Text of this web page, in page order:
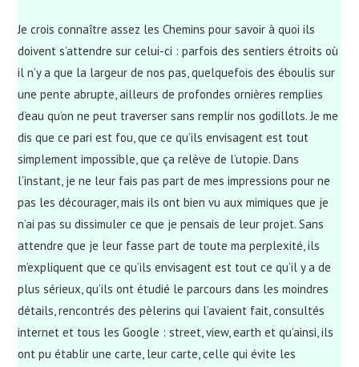
Je crois connaître assez les Chemins pour savoir à quoi ils
doivent s’attendre sur celui-ci : parfois des sentiers étroits où
il n’y a que la largeur de nos pas, quelquefois des éboulis sur
une pente abrupte, ailleurs de profondes ornières remplies
d’eau qu’on ne peut traverser sans remplir nos godillots. Je me
dis que ce pari est fou, que ce qu’ils envisagent est tout
simplement impossible, que ça relève de l’utopie. Dans
l’instant, je ne leur fais pas part de mes impressions pour ne
pas les décourager, mais ils ont bien vu aux mimiques que je
n’ai pas su dissimuler ce que je pensais de leur projet. Sans
attendre que je leur fasse part de toute ma perplexité, ils
m’expliquent que ce qu’ils envisagent est tout ce qu’il y a de
plus sérieux, qu’ils ont étudié le parcours dans les moindres
détails, rencontrés des pèlerins qui l’avaient fait, consultés
internet et tous les Google : street, view, earth et qu’ainsi, ils
ont pu établir une carte, leur carte, celle qui évite les